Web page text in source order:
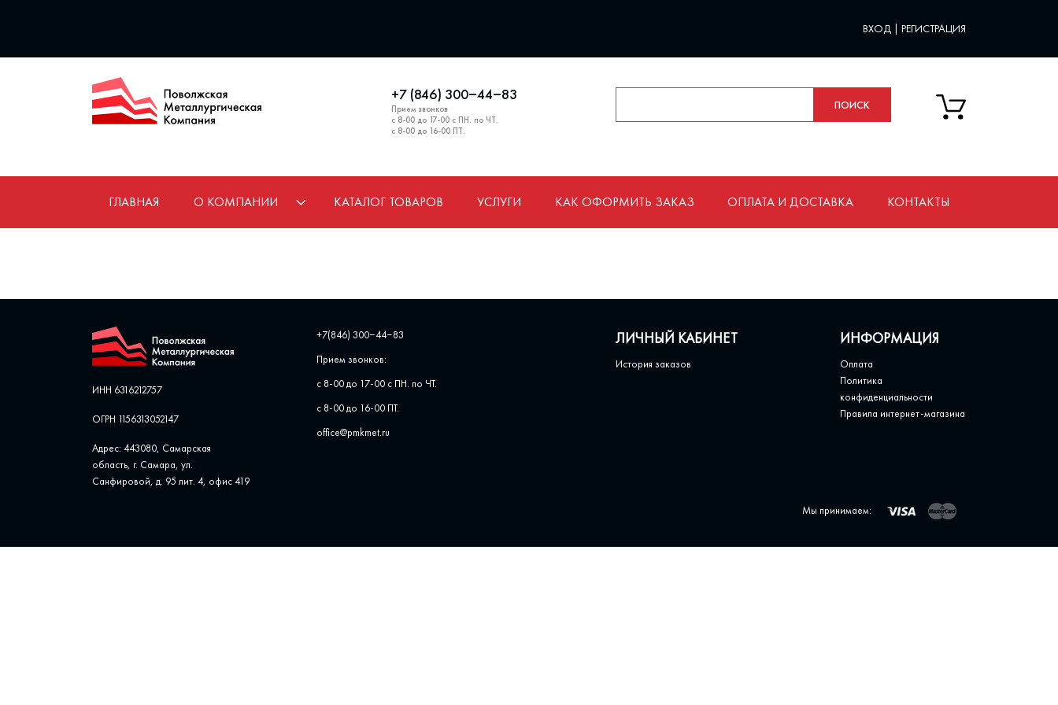
ВХОД | РЕГИСТРАЦИЯ
+7 (846) 300‒44‒83
Прием звонков
с 8-00 до 17-00 с ПН. по ЧТ.
с 8-00 до 16-00 ПТ.
ГЛАВНАЯ О КОМПАНИИ КАТАЛОГ ТОВАРОВ УСЛУГИ КАК ОФОРМИТЬ ЗАКАЗ ОПЛАТА И ДОСТАВКА КОНТАКТЫ
ИНН 6316212757
ОГРН 1156313052147
Адрес: 443080, Самарская
область, г. Самара, ул. ​
Санфировой, д. 95 лит. 4, офис ​419
+7(846) 300‒44‒83
Прием звонков:
с 8-00 до 17-00 с ПН. по ЧТ.
с 8-00 до 16-00 ПТ.
office@pmkmet.ru
ЛИЧНЫЙ КАБИНЕТ
История заказов
ИНФОРМАЦИЯ
Оплата
Политика
конфиденциальности
Правила интернет-магазина
Мы принимаем: